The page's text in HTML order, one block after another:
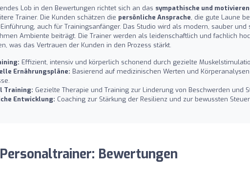
Lob in den Bewertungen richtet sich an das sympathische und
Trainer. Die Kunden schätzen die persönliche Ansprache, die gute Laune
auch für Trainingsanfänger. Das Studio wird als modern, sauber
Ambiente beiträgt. Die Trainer werden als leidenschaftlich und fachlich
was das Vertrauen der Kunden in den Prozess stärkt.
Effizient, intensiv und körperlich schonend durch gezielte
Ernährungspläne: Basierend auf medizinischen Werten und
Training: Gezielte Therapie und Training zur Linderung von Beschwerden und
Entwicklung: Coaching zur Stärkung der Resilienz und zur bewussten
Bewertungen